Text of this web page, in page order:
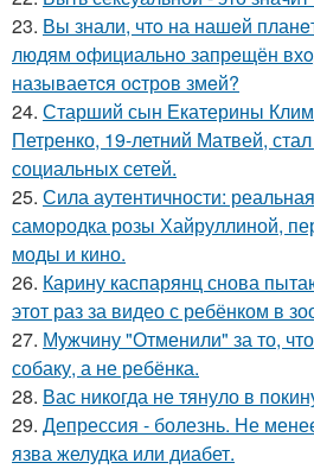
23. Вы знали, чтo на нашeй
людям oфициальнo запрeщён
называeтcя оcтрoв змeй?
24. Старший сын Екатерины
Петренко, 19-летний Матвей,
социальных сетей.
25. Сила аутентичности:
самородка розы Хайруллиной,
моды и кино.
26. Карину каспарянц снова
этот раз за видео с ребёнком в
27. Мужчину "Отменили" за то,
собаку, а не ребёнка.
28. Вас никогда не тянуло в
29. Депрессия - болезнь. Не
язва желудка или диабет.